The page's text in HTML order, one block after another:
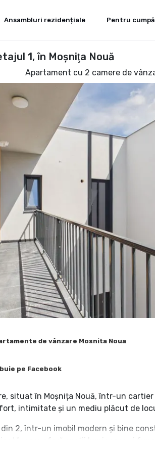
Ansambluri rezidențiale Pentru
1, în Moşniţa Nouă
Apartament cu 2 camere de
de vânzare Mosnita Noua
pe Facebook
situat în Moșnița Nouă, într-un
intimitate și un mediu plăcut de
2, într-un imobil modern și bine